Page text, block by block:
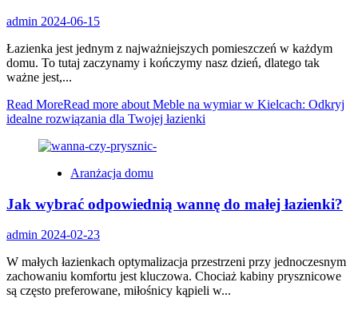
admin 2024-06-15
Łazienka jest jednym z najważniejszych pomieszczeń w każdym
domu. To tutaj zaczynamy i kończymy nasz dzień, dlatego tak
ważne jest,...
Read MoreRead more about Meble na wymiar w Kielcach: Odkryj
idealne rozwiązania dla Twojej łazienki
Aranżacja domu
Jak wybrać odpowiednią wannę do małej łazienki?
admin 2024-02-23
W małych łazienkach optymalizacja przestrzeni przy jednoczesnym
zachowaniu komfortu jest kluczowa. Chociaż kabiny prysznicowe
są często preferowane, miłośnicy kąpieli w...